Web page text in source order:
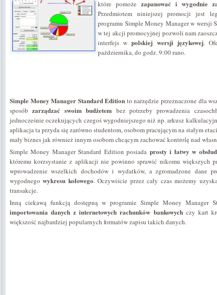
które pomoże zapanować i wygodnie
Przedmiotem niniejszej promocji jest
programu Simple Money Manager w wersji
w tej akcji promocyjnej pozwoli nam
interfejs w polskiej wersji językowej.
października, do godz. 9:00 rano.
Simple Money Manager Standard Edition to narzędzie przeznaczone dla
sposóbzarządzać swoim budżetem bez potrzeby prowadzenia
jednocześnie oczekujących czegoś wygodniejszego niż np. arkusz
aplikacja ta przyda się zarówno studentom, osobom pracującym na stałym
mały biznes jak również innym osobom chcącym zachować kontrolę nad
Simple Money Manager Standard Edition posiada prosty i łatwy w
któremu korzsystanie z aplikacji nie powinno sprawić nikomu większych
wprowadzenie wszelkich dochodów i wydatków, a zgromadzone dane
wygodnegowykresu kołowego. Oczywiście przez cały czas możemy
transakcje.
Inną ciekawą funkcją dostępną w programie Simple Money Manager
importowania danych z internetowych rachunków bankowychczy kart
większość najbardziej popularnych formatów zapisu takich danych.